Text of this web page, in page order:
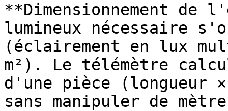
**Dimensionnement
lumineux nécessaire
(éclairement en lux
m²). Le télémètre
d'une pièce (longueur
sans manipuler de